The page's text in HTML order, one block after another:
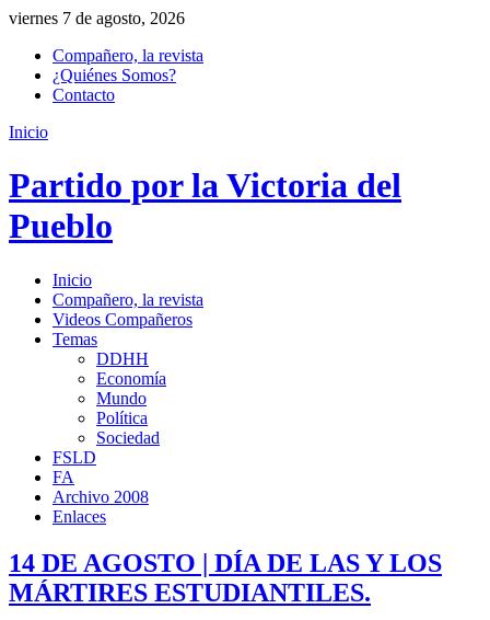
viernes 7 de agosto, 2026
Compañero, la revista
¿Quiénes Somos?
Contacto
Inicio
Partido por la Victoria del
Pueblo
Inicio
Compañero, la revista
Videos Compañeros
Temas
DDHH
Economía
Mundo
Política
Sociedad
FSLD
FA
Archivo 2008
Enlaces
14 DE AGOSTO | DÍA DE LAS Y LOS
MÁRTIRES ESTUDIANTILES.